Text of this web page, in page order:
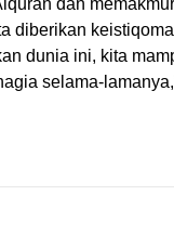
diberikan
dunia ini, kita
selama-